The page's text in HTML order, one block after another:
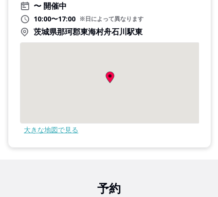
開催中
10:00〜17:00 ※日によって異なります
茨城県那珂郡東海村舟石川駅東
大きな地図で見る
予約